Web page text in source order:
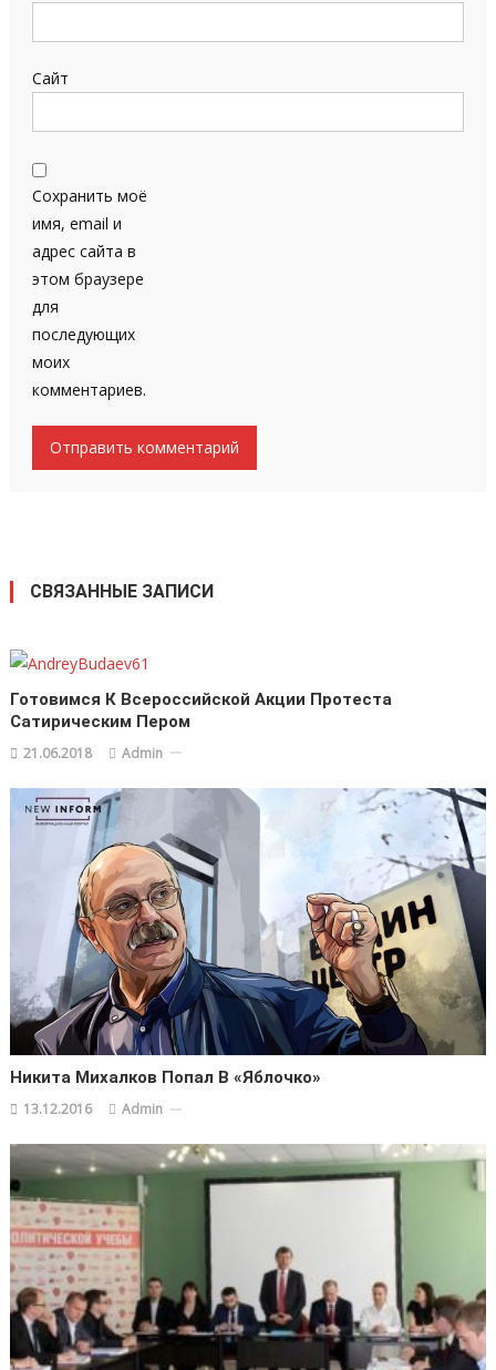
Сайт
Сохранить моё
имя, email и
адрес сайта в
этом браузере
для
последующих
моих
комментариев.
СВЯЗАННЫЕ ЗАПИСИ
Готовимся К Всероссийской Акции Протеста
Сатирическим Пером
21.06.2018 Admin
Никита Михалков Попал В «яблочко»
13.12.2016 Admin